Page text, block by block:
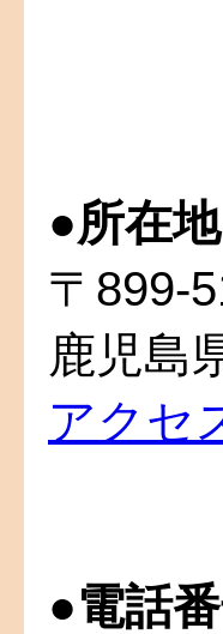
●所在地
〒899-
鹿児島
アクセ
●電話